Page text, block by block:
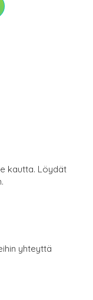
kautta. Löydät
yhteyttä